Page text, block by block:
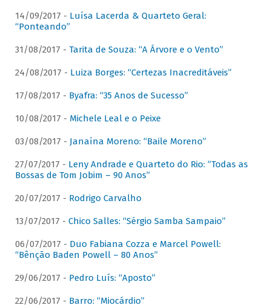
14/09/2017 - Luísa Lacerda & Quarteto Geral:
“Ponteando”
31/08/2017 - Tarita de Souza: “A Árvore e o Vento”
24/08/2017 - Luiza Borges: “Certezas Inacreditáveis”
17/08/2017 - Byafra: “35 Anos de Sucesso”
10/08/2017 - Michele Leal e o Peixe
03/08/2017 - Janaína Moreno: “Baile Moreno”
27/07/2017 - Leny Andrade e Quarteto do Rio: “Todas as
Bossas de Tom Jobim – 90 Anos”
20/07/2017 - Rodrigo Carvalho
13/07/2017 - Chico Salles: “Sérgio Samba Sampaio”
06/07/2017 - Duo Fabiana Cozza e Marcel Powell:
“Bênção Baden Powell – 80 Anos”
29/06/2017 - Pedro Luís: “Aposto”
22/06/2017 - Barro: “Miocárdio”